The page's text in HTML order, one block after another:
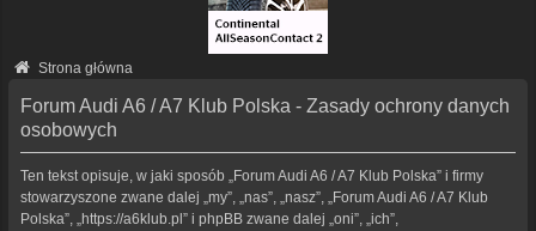
Strona główna
Forum Audi A6 / A7 Klub Polska - Zasady ochrony danych
osobowych
Ten tekst opisuje, w jaki sposób „Forum Audi A6 / A7 Klub Polska” i firmy
stowarzyszone zwane dalej „my”, „nas”, „nasz”, „Forum Audi A6 / A7 Klub
Polska”, „https://a6klub.pl” i phpBB zwane dalej „oni”, „ich”,